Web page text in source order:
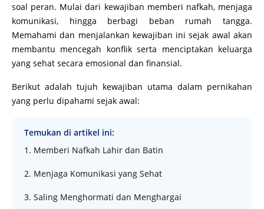
soal peran. Mulai dari kewajiban memberi nafkah, menjaga
komunikasi, hingga berbagi beban rumah tangga.
Memahami dan menjalankan kewajiban ini sejak awal akan
membantu mencegah konflik serta menciptakan keluarga
yang sehat secara emosional dan finansial.
Berikut adalah tujuh kewajiban utama dalam pernikahan
yang perlu dipahami sejak awal:
Temukan di artikel ini:
1. Memberi Nafkah Lahir dan Batin
2. Menjaga Komunikasi yang Sehat
3. Saling Menghormati dan Menghargai